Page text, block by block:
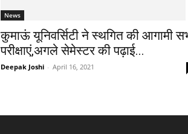
News
कुमाऊं यूनिवर्सिटी ने स्थगित की आगामी
परीक्षाएं,अगले सेमेस्टर की पढ़ाई...
Deepak Joshi - April 16, 2021